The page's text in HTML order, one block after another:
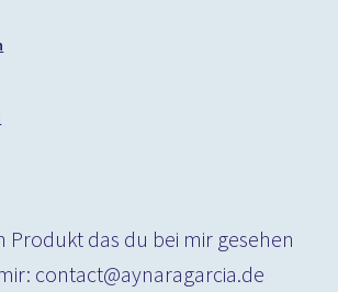
Produkt das du bei mir gesehen
contact@aynaragarcia.de